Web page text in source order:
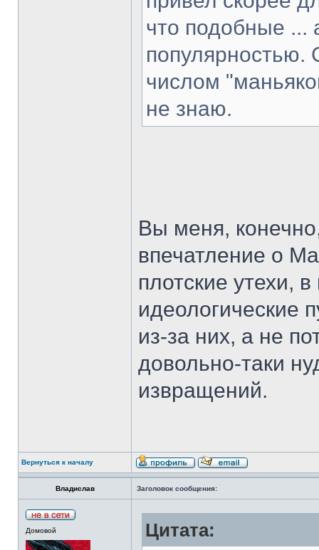
что подобные ...
популярностью.
числом
не знаю.
Вы меня,
впечатление о
плотские утехи,
идеологические
из-за них, а не
довольно-таки
извращений.
Вернуться к началу
Владислав Заголовок сообщения:
Домовой Цитата: